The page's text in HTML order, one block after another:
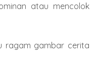
atau mencolok
ragam gambar cerita